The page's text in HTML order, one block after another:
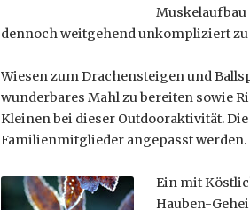
Muskelaufbau
dennoch weitgehend unkompliziert
Wiesen zum Drachensteigen und
wunderbares Mahl zu bereiten sowie
Kleinen bei dieser Outdooraktivität.
Familienmitglieder angepasst werden.
Ein mit
Hauben-